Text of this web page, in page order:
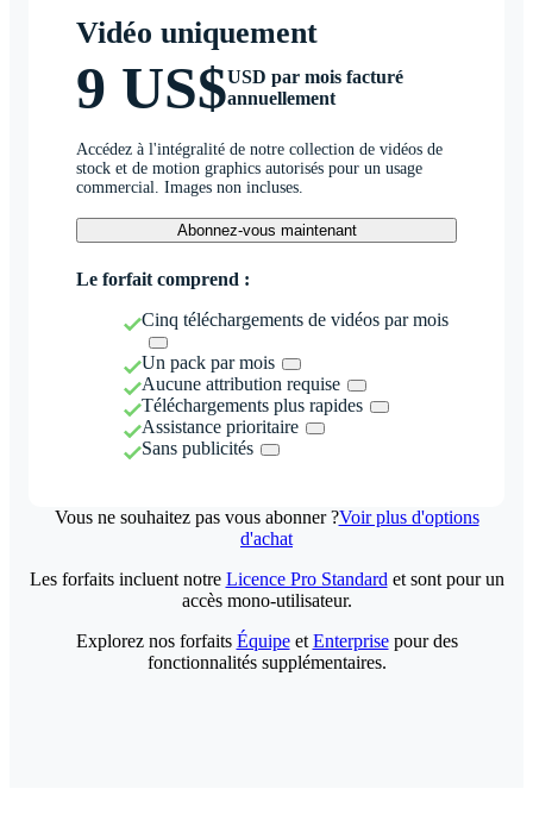
Vidéo uniquement
9 US$USD par mois facturé
annuellement
Accédez à l'intégralité de notre collection de vidéos de
stock et de motion graphics autorisés pour un usage
commercial. Images non incluses.
Abonnez-vous maintenant
Le forfait comprend :
Cinq téléchargements de vidéos par mois
Un pack par mois
Aucune attribution requise
Téléchargements plus rapides
Assistance prioritaire
Sans publicités
Vous ne souhaitez pas vous abonner ?Voir plus d'options
d'achat
Les forfaits incluent notre Licence Pro Standard et sont pour un
accès mono-utilisateur.
Explorez nos forfaits Équipeet Enterprisepour des
fonctionnalités supplémentaires.